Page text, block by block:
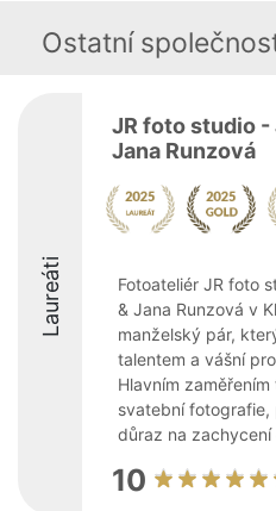
Ostatní
Laureáti
JR foto studio -
Jana Runzová
Fotoateliér JR foto
& Jana Runzová v
manželský pár,
talentem a vášní
Hlavním
svatební fotografie,
důraz na zachycení
10